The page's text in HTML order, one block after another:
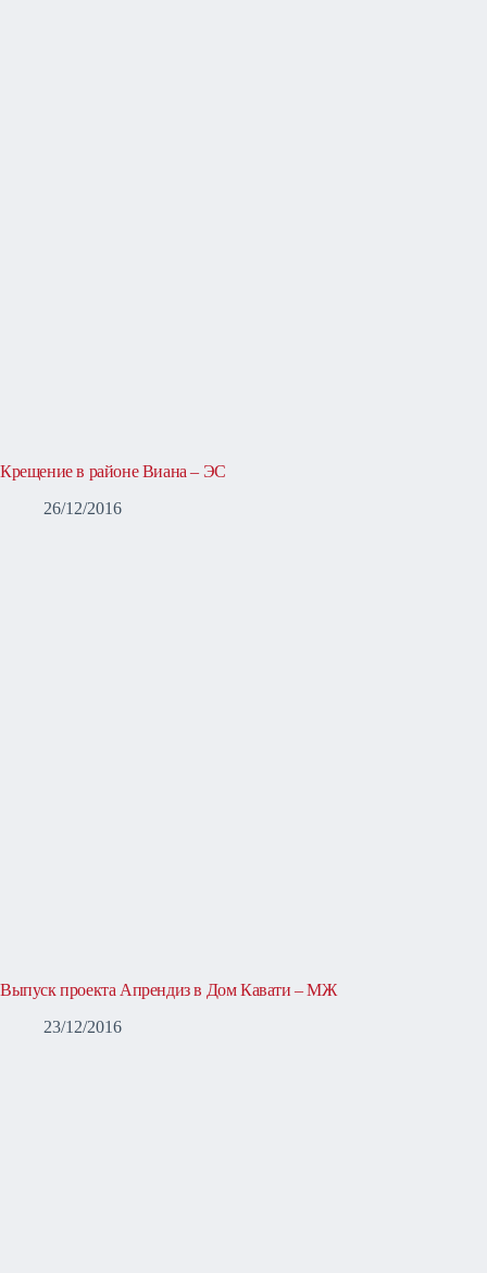
Крещение в районе Виана – ЭС
26/12/2016
Выпуск проекта Апрендиз в Дом Кавати – МЖ
23/12/2016